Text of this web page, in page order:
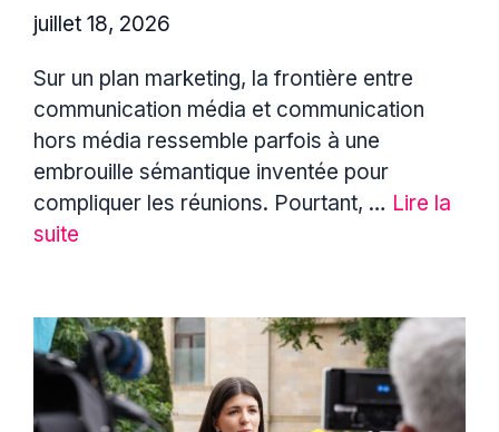
juillet 18, 2026
Sur un plan marketing, la frontière entre
communication média et communication
hors média ressemble parfois à une
embrouille sémantique inventée pour
compliquer les réunions. Pourtant, … Lire la
suite